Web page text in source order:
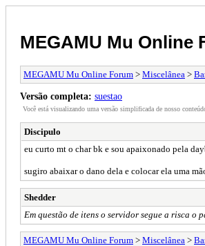
MEGAMU Mu Online
MEGAMU Mu Online Forum > Miscelânea >
Versão completa: suestao
Você está visualizando uma versão simplificada de nosso
Discipulo
eu curto mt o char bk e sou apaixonado pela
sugiro abaixar o dano dela e colocar ela uma
Shedder
Em questão de itens o servidor segue a risca o
MEGAMU Mu Online Forum > Miscelânea >